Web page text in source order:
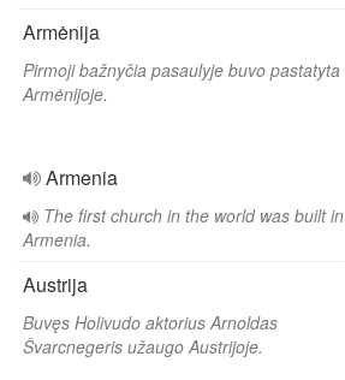
Armėnija
Pirmoji bažnyčia pasaulyje buvo pastatyta
Armėnijoje.
Armenia
The first church in the world was built in
Armenia.
Austrija
Buvęs Holivudo aktorius Arnoldas
Švarcnegeris užaugo Austrijoje.